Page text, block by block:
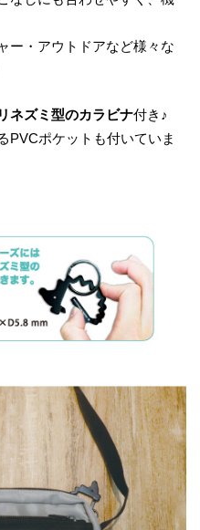
ー・アウトドアなど様々な
ネズミ型のカラビナ付き♪
PVCポケットも付いていま